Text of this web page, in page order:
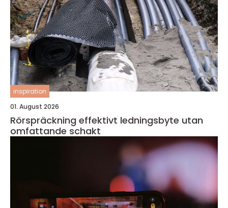
inspiration
01. August 2026
Rörspräckning effektivt ledningsbyte utan
omfattande schakt